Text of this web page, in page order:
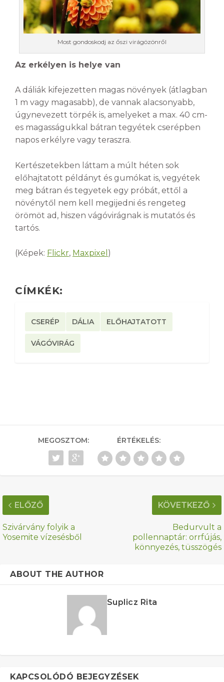
Most gondoskodj az őszi virágözönről
Az erkélyen is helye van
A dáliák kifejezetten magas növények (átlagban
1 m vagy magasabb), de vannak alacsonyabb,
úgynevezett törpék is, amelyeket a max. 40 cm-
es magasságukkal bátran tegyétek cserépben
napos erkélyre vagy teraszra.
Kertészetekben láttam a múlt héten sok
előhajtatott példányt és gumókat is, vegyétek
meg bátran és tegyetek egy próbát, ettől a
növénytől nem kell megijedni és rengeteg
örömöt ad, hiszen vágóvirágnak is mutatós és
tartós.
(Képek: Flickr, Maxpixel )
CÍMKÉK:
CSERÉP DÁLIA ELŐHAJTATOTT
VÁGÓVIRÁG
MEGOSZTOM: ÉRTÉKELÉS:
ELŐZŐ
Szivárvány folyik a
Yosemite vízesésből
KÖVETKEZŐ
Bedurvult a
pollennaptár: orrfújás,
könnyezés, tüsszögés
ABOUT THE AUTHOR
Suplicz Rita
KAPCSOLÓDÓ BEJEGYZÉSEK